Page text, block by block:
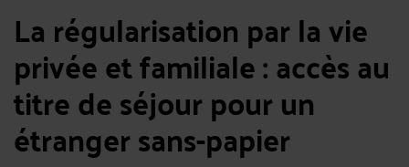
La régularisation par la vie
privée et familiale : accès au
titre de séjour pour un
étranger sans-papier